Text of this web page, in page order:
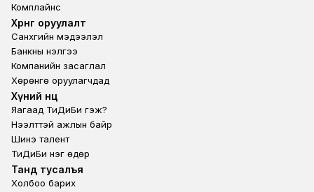
Комплайнс
Footer third
Хөрөнгө оруулалт
Санхүүгийн мэдээлэл
Банкны үнэлгээ
Компанийн засаглал
Хөрөнгө оруулагчдад
Footer second
Хүний нөөц
Яагаад ТиДиБи гэж?
Нээлттэй ажлын байр
Шинэ талент
ТиДиБи нэг өдөр
Footer fourth
Танд тусалъя
Холбоо барих